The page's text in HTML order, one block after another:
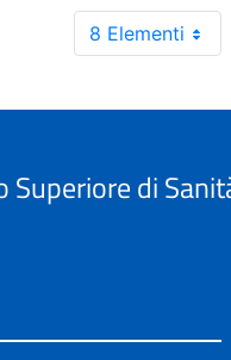
8 Elementi
Superiore di